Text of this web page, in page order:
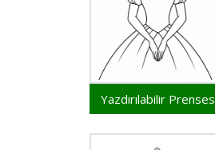
Yazdırılabilir Prenses